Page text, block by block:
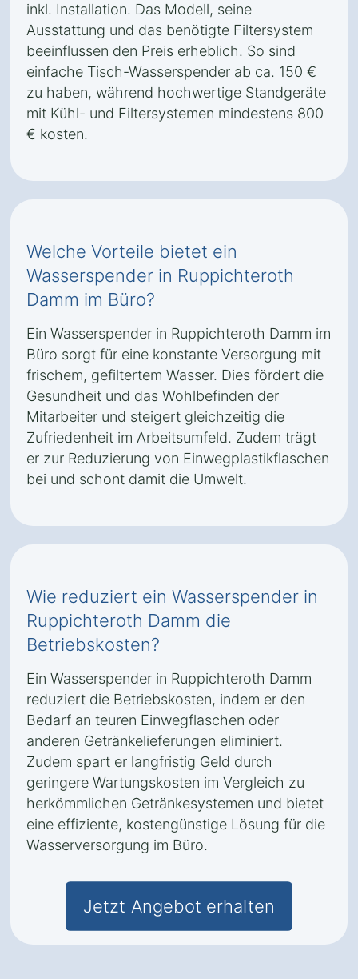
inkl. Installation. Das Modell, seine
Ausstattung und das benötigte Filtersystem
beeinflussen den Preis erheblich. So sind
einfache Tisch-Wasserspender ab ca. 150 €
zu haben, während hochwertige Standgeräte
mit Kühl- und Filtersystemen mindestens 800
€ kosten.
Welche Vorteile bietet ein
Wasserspender in Ruppichteroth
Damm im Büro?
Ein Wasserspender in Ruppichteroth Damm im
Büro sorgt für eine konstante Versorgung mit
frischem, gefiltertem Wasser. Dies fördert die
Gesundheit und das Wohlbefinden der
Mitarbeiter und steigert gleichzeitig die
Zufriedenheit im Arbeitsumfeld. Zudem trägt
er zur Reduzierung von Einwegplastikflaschen
bei und schont damit die Umwelt.
Wie reduziert ein Wasserspender in
Ruppichteroth Damm die
Betriebskosten?
Ein Wasserspender in Ruppichteroth Damm
reduziert die Betriebskosten, indem er den
Bedarf an teuren Einwegflaschen oder
anderen Getränkelieferungen eliminiert.
Zudem spart er langfristig Geld durch
geringere Wartungskosten im Vergleich zu
herkömmlichen Getränkesystemen und bietet
eine effiziente, kostengünstige Lösung für die
Wasserversorgung im Büro.
Jetzt Angebot erhalten